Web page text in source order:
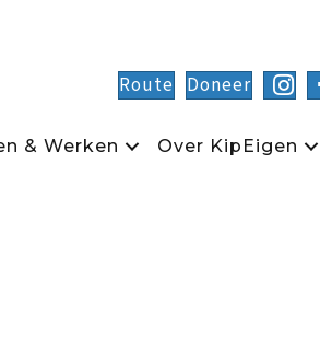
Route Doneer
& Werken Over KipEigen